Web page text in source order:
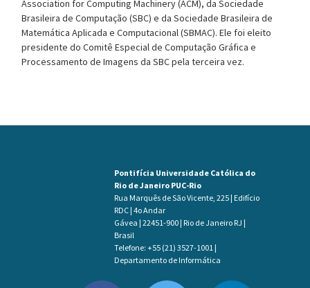
Association for Computing Machinery (ACM), da Sociedade
Brasileira de Computação (SBC) e da Sociedade Brasileira de
Matemática Aplicada e Computacional (SBMAC). Ele foi eleito
presidente do Comitê Especial de Computação Gráfica e
Processamento de Imagens da SBC pela terceira vez.
Pontifícia Universidade Católica do
Rio de Janeiro PUC-Rio
Rua Marquês de São Vicente, 225 | Edifício
RDC | 4o Andar
Gávea | 22451-900 | Rio de Janeiro RJ |
Brasil
Telefone: +55 (21) 3527-1001 |
Departamento de Informática